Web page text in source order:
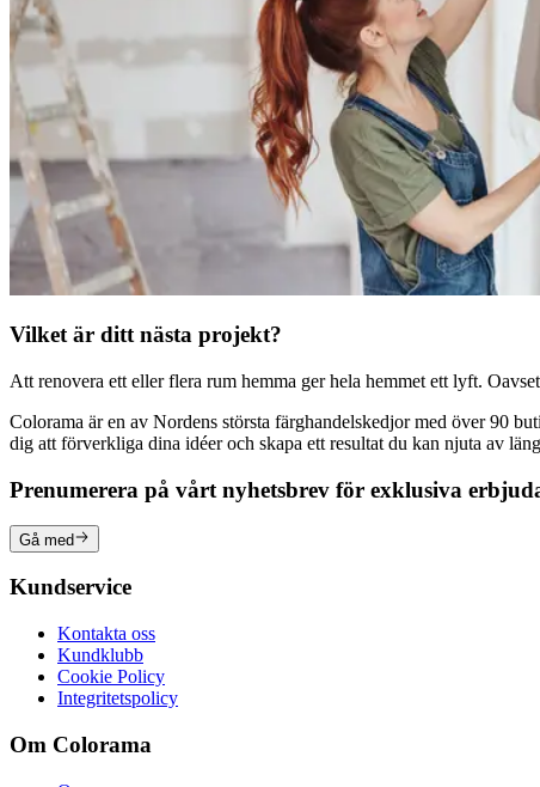
Vilket är ditt nästa projekt?
Att renovera ett eller flera rum hemma ger hela hemmet ett lyft.
Colorama är en av Nordens största färghandelskedjor med över 90
dig att förverkliga dina idéer och skapa ett resultat du kan njuta av
Prenumerera på vårt nyhetsbrev för exklusiva
Gå med
Kundservice
Kontakta oss
Kundklubb
Cookie Policy
Integritetspolicy
Om Colorama